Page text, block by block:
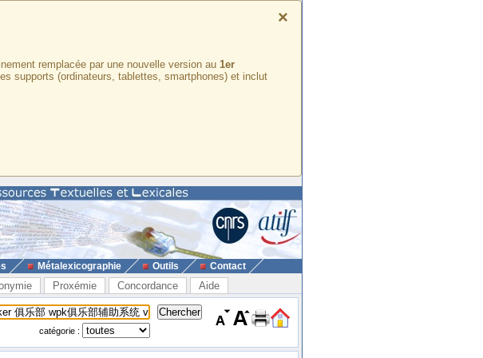
×
remplacée par une nouvelle version au 1er
supports (ordinateurs, tablettes, smartphones) et inclut
Métalexicographie Outils Contact
Proxémie Concordance Aide
catégorie :